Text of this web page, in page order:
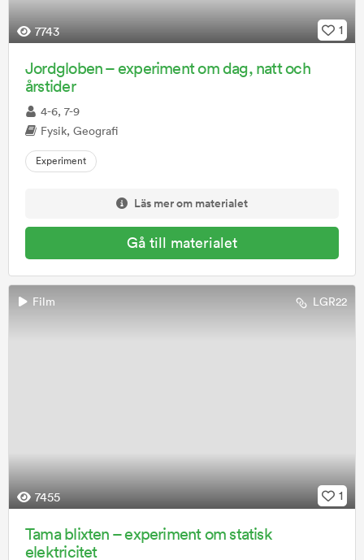
7743 1
Jordgloben – experiment om dag, natt och
årstider
4-6, 7-9
Fysik, Geografi
Experiment
Läs mer om materialet
Gå till materialet
Film LGR22
7455 1
Tama blixten – experiment om statisk
elektricitet